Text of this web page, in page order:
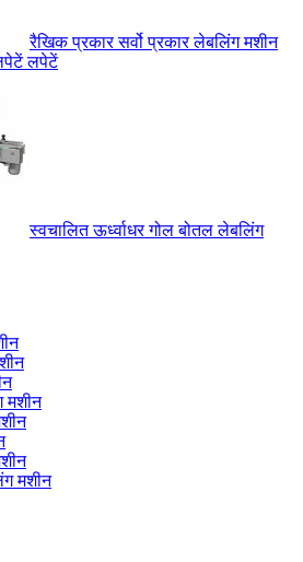
रैखिक प्रकार सर्वो प्रकार लेबलिंग मशीन
लपेटें
स्वचालित ऊर्ध्वाधर गोल बोतल लेबलिंग
मशीन
मशीन